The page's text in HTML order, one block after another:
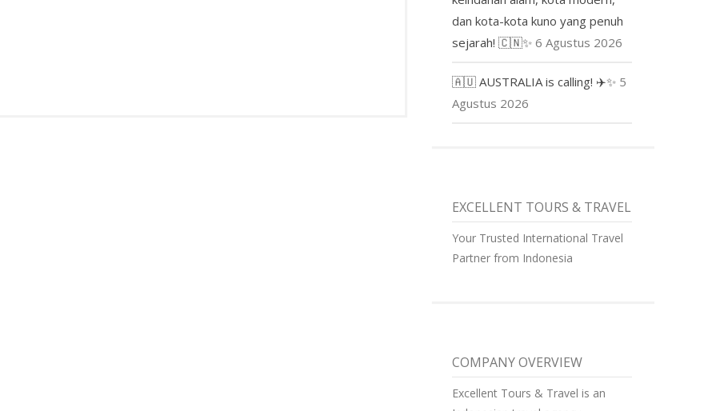
dan kota-kota kuno yang penuh
sejarah! 🇨🇳✨ 6 Agustus 2026
🇦🇺 AUSTRALIA is calling! ✈️✨ 5
Agustus 2026
EXCELLENT TOURS & TRAVEL
Your Trusted International Travel
Partner from Indonesia
COMPANY OVERVIEW
Excellent Tours & Travel is an